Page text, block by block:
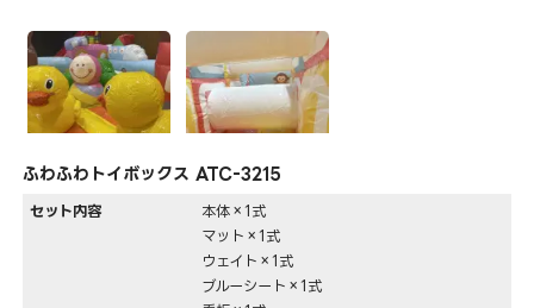
ふわふわトイボックス ATC-3215
セット内容
本体×1式
マット×1式
ウェイト×1式
ブルーシート×1式